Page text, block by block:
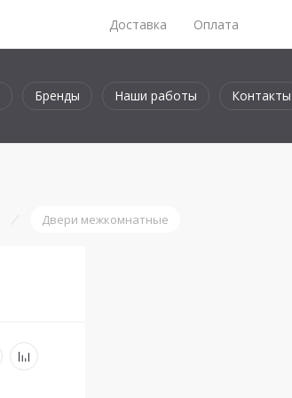
Доставка Оплата
Бренды Наши работы Контакты
Двери межкомнатные